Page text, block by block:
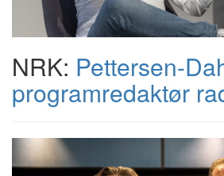
NRK: Pettersen-
programredaktør